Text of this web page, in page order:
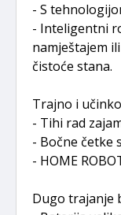
- S
- Inteligentni
namještajem
čistoće stana.
Trajno i
- Tihi rad
- Bočne četke
- HOME
Dugo trajanje